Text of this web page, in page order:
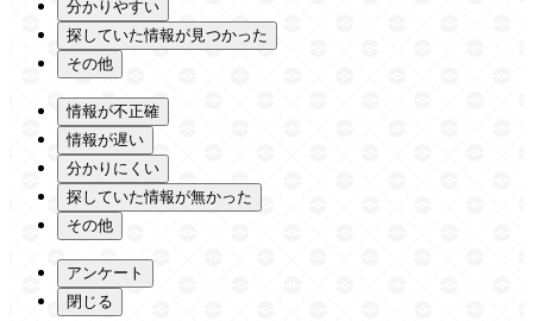
分かりやすい
探していた情報が見つかった
その他
情報が不正確
情報が遅い
分かりにくい
探していた情報が無かった
その他
アンケート
閉じる